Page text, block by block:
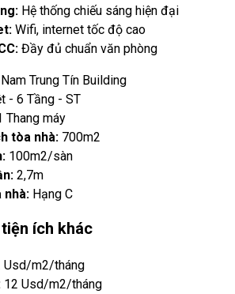
Hệ thống chiếu sáng hiện đại
Wifi, internet tốc độ cao
Đầy đủ chuẩn văn phòng
Nam Trung Tín Building
- 6 Tầng - ST
Thang máy
tòa nhà: 700m2
100m2/sàn
2,7m
nhà: Hạng C
ích khác
Usd/m2/tháng
12 Usd/m2/tháng